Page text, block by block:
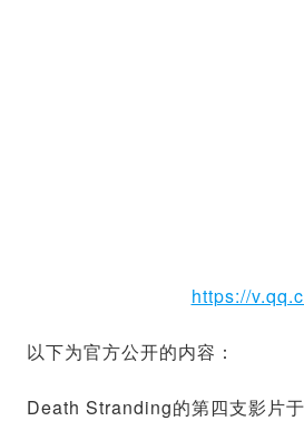
https://
以下为官方公开的内容：
Death Stranding的第四支影片于